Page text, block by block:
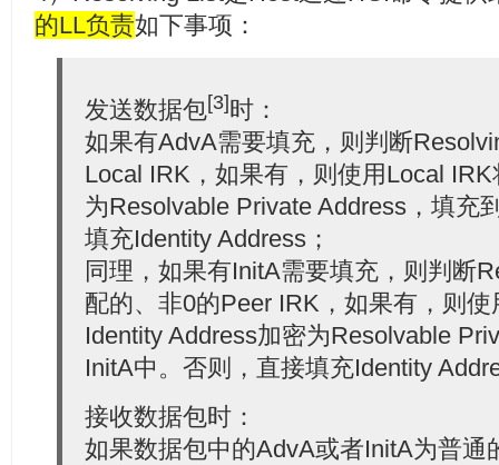
的LL负责如下事项：
发送数据包[3]时：
如果有AdvA需要填充，则判断
Local IRK，如果有，则使用Local
为Resolvable Private Address，填充
填充Identity Address；
同理，如果有InitA需要填充，则判断
配的、非0的Peer IRK，如果有，则
Identity Address加密为Resolvable
InitA中。否则，直接填充Identity
接收数据包时：
如果数据包中的AdvA或者InitA为普通